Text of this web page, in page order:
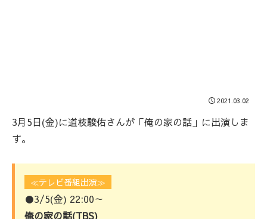
2021.03.02
3月5日(金)に道枝駿佑さんが「俺の家の話」に出演しま
す。
≪テレビ番組出演≫
●3/5(金) 22:00～
俺の家の話(TBS)